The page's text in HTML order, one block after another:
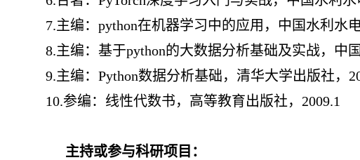
7.主编：python在机器学习中的应用，中国水利水电
8.主编：基于python的大数据分析基础及实战，中
9.主编：Python数据分析基础，清华大学出版社，
10.参编：线性代数书，高等教育出版社，2009.1
主持或参与科研项目 ：